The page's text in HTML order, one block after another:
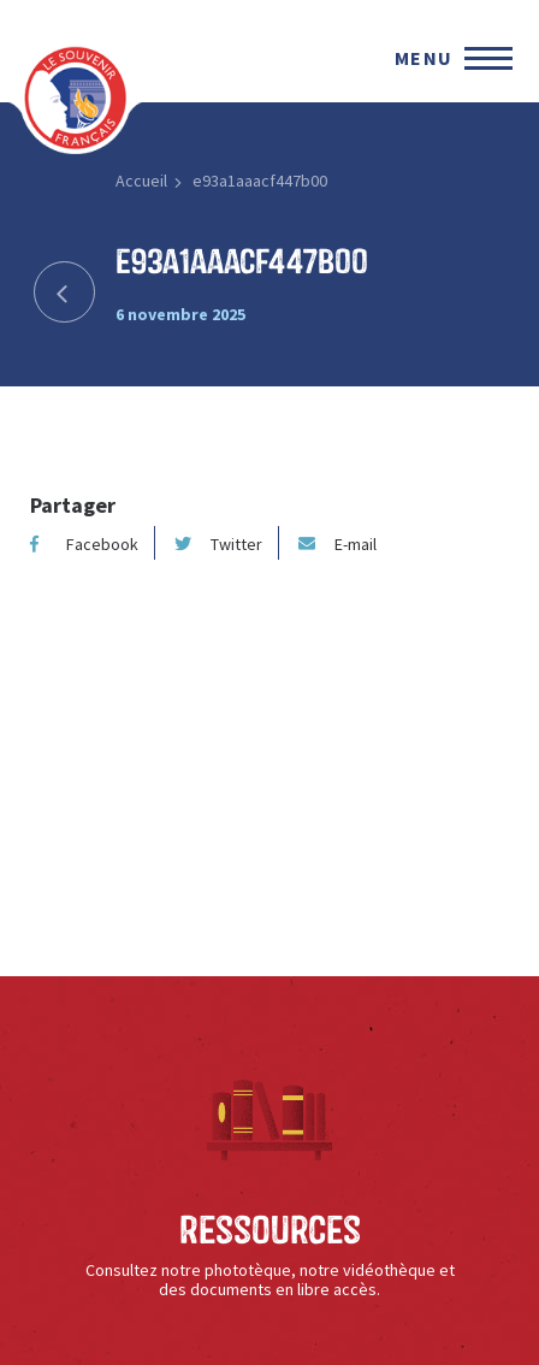
MENU
Accueil e93a1aaacf447b00
e93a1aaacf447b00
6 novembre 2025
Partager
Facebook Twitter E-mail
Ressources
Consultez notre phototèque, notre vidéothèque et
des documents en libre accès.